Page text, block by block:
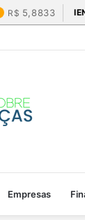
5,8833
Empresas